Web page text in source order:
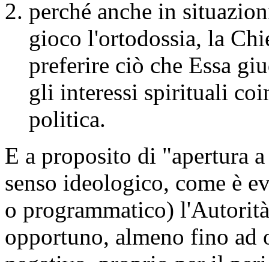
perché anche in
gioco l'ortodossia, la
preferire ciò che Essa
gli interessi spirituali
politica.
E a proposito di "apertura
senso ideologico, come è
o programmatico)
opportuno, almeno fino ad